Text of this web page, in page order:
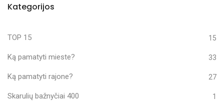
Kategorijos
TOP 15 15
Ką pamatyti mieste? 33
Ką pamatyti rajone? 27
Skarulių bažnyčiai 400 1